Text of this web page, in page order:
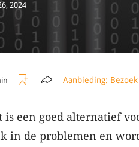
2024
Aanbieding:
is een goed alternatief
in de problemen en